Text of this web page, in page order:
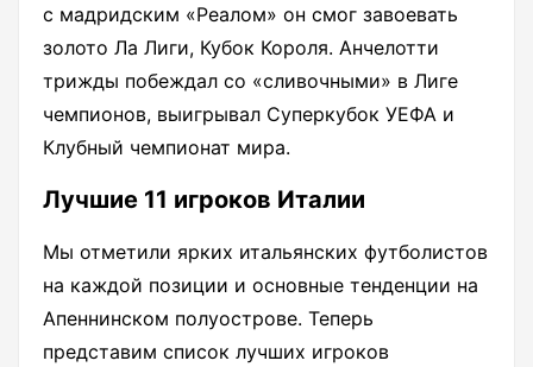
с мадридским «Реалом» он смог завоевать
золото Ла Лиги, Кубок Короля. Анчелотти
трижды побеждал со «сливочными» в Лиге
чемпионов, выигрывал Суперкубок УЕФА и
Клубный чемпионат мира.
Лучшие 11 игроков Италии
Мы отметили ярких итальянских футболистов
на каждой позиции и основные тенденции на
Апеннинском полуострове. Теперь
представим список лучших игроков